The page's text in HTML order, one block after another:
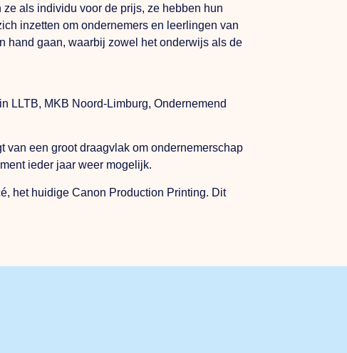
als individu voor de prijs, ze hebben hun
inzetten om ondernemers en leerlingen van
hand gaan, waarbij zowel het onderwijs als de
LLTB, MKB Noord-Limburg, Ondernemend
van een groot draagvlak om ondernemerschap
ieder jaar weer mogelijk.
het huidige Canon Production Printing. Dit